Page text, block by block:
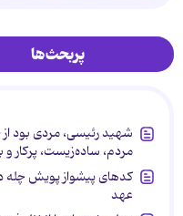
پربحث‌ها
شهید رئیسی، مردی بود
مردم، ساده‌زیست، پرکار و
کدهای پیشواز پویش چله
عهد